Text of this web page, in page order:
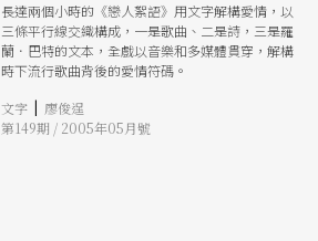
長達兩個小時的《戀人絮語》用文字解構愛情，以
三條平行線交織構成，一是歌曲、二是詩，三是羅
蘭．巴特的文本，全戲以音樂和多媒體貫穿，解構
時下流行歌曲背後的愛情符碼。
文字 | 廖俊逞
第149期 / 2005年05月號